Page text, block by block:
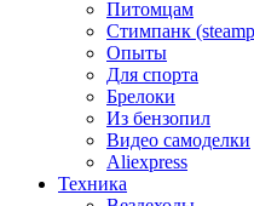
Питомцам
Стимпанк
Опыты
Для спорта
Брелоки
Из бензопил
Видео самоделки
Aliexpress
Техника